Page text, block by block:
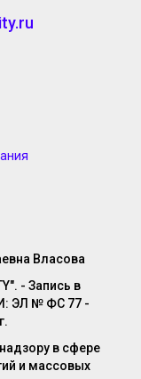
Власова
- Запись в
ЭЛ № ФС 77 -
в сфере
и массовых